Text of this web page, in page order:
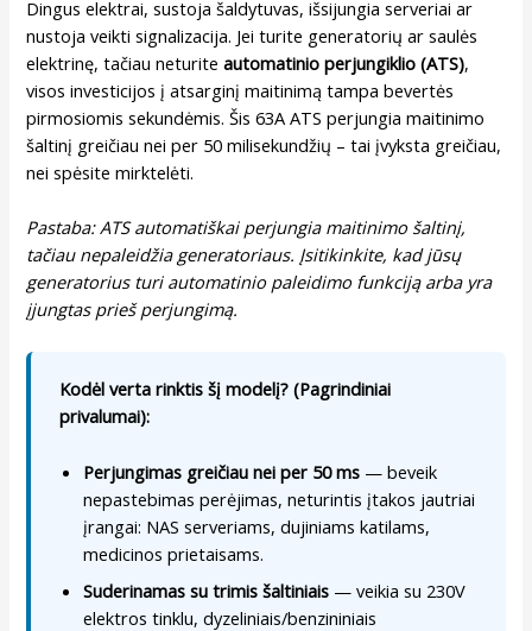
Dingus elektrai, sustoja šaldytuvas, išsijungia serveriai ar
nustoja veikti signalizacija. Jei turite generatorių ar saulės
elektrinę, tačiau neturiteautomatinio perjungiklio (ATS),
visos investicijos į atsarginį maitinimą tampa bevertės
pirmosiomis sekundėmis. Šis 63A ATS perjungia maitinimo
šaltinį greičiau nei per 50 milisekundžių – tai įvyksta greičiau,
nei spėsite mirktelėti.
Pastaba: ATS automatiškai perjungia maitinimo šaltinį,
tačiau nepaleidžia generatoriaus. Įsitikinkite, kad jūsų
generatorius turi automatinio paleidimo funkciją arba yra
įjungtas prieš perjungimą.
Kodėl verta rinktis šį modelį? (Pagrindiniai
privalumai):
Perjungimas greičiau nei per 50 ms — beveik
nepastebimas perėjimas, neturintis įtakos jautriai
įrangai: NAS serveriams, dujiniams katilams,
medicinos prietaisams.
Suderinamas su trimis šaltiniais — veikia su 230V
elektros tinklu, dyzeliniais/benzininiais